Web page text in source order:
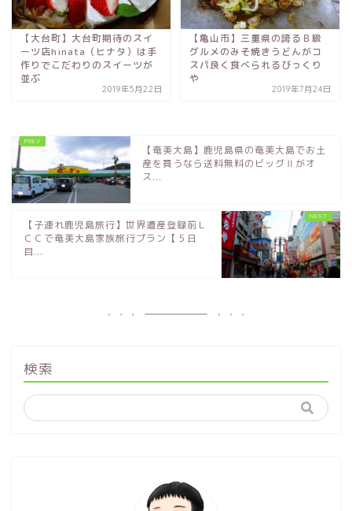
【大台町】大台町期待のスイ
ーツ店hinata（ヒナタ）は手
作りでこだわりのスイーツが
並ぶ
2019年5月22日
【亀山市】三重県の誇るＢ級
グルメのみそ焼きうどんがコ
スパ良く食べられるびっくり
や
2019年7月24日
【奄美大島】鹿児島県の奄美大島でお土
産を買うなら送料無料のビッグⅡがオ
ス...
【子連れ鹿児島旅行】世界遺産登録前Ｌ
ＣＣで奄美大島家族旅行プラン【５日
目...
検索